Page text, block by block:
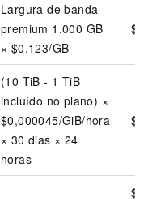
Largura de banda
premium 1.000 GB
× $0.123/GB
(10 TiB - 1 TiB
incluído no plano) ×
$0,000045/GiB/hora
× 30 dias × 24
horas